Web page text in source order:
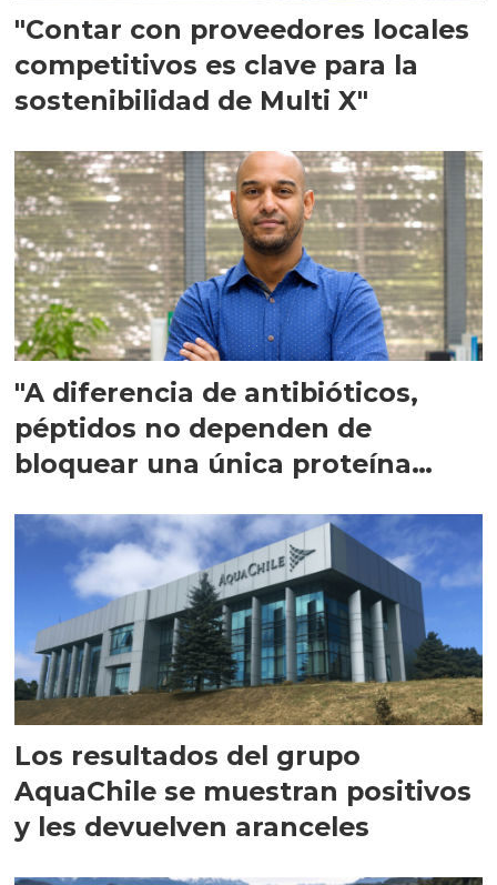
"Contar con proveedores locales
competitivos es clave para la
sostenibilidad de Multi X"
"A diferencia de antibióticos,
péptidos no dependen de
bloquear una única proteína
Los resultados del grupo
AquaChile se muestran positivos
y les devuelven aranceles